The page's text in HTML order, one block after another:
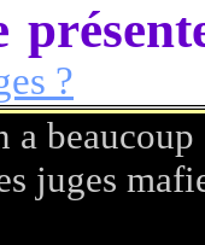
?
a beaucoup
juges